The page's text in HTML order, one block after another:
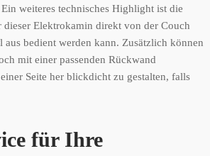
weiteres technisches Highlight ist die
dieser Elektrokamin direkt von der Couch
aus bedient werden kann. Zusätzlich können
mit einer passenden Rückwand
Seite her blickdicht zu gestalten, falls
für Ihre